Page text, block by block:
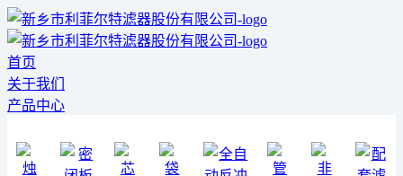
首页
关于我们
产品中心